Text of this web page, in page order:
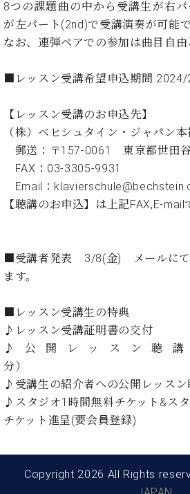
ン
コ
ン
ー
ラ
ン
ド
ピ
ア
ヒ
イ
ン
コ
サ
ト
ア
プ
シ
ュ
レ
納
実
績
ホ
ス
タ
納
績
音
楽
教
室
ご
ン
イ
ン
理
店
主
ベ
ン
コ
ン
ル
楽
教
室
音楽
教室
シ
ュ
イ
ン
・
セ
ン
ム
長
ご
拶
展
情
ホー
ル・
合
せ
8つの課題曲の中から受講生が右
が左パート(2nd)で受講演奏が可能で
なお、連弾ペアでの参加は曲目自由
■レッスン受講希望申込期間
【レッスン受講のお申込先】
（株）ベヒシュタイン・ジャパン
郵送：〒157-0061 東京都世田谷
FAX：03-3305-9931
Email：
【聴講のお申込】は上記FAX,E-mail
■受講者発表 3/8(金) メールにて
ます。
■レッスン受講生の特典
♪レッスン受講証明書の交付
♪公開レッスン聴
分
♪受講生の紹介者への公開レッスン
♪スタジオ1時間無料チケット&ス
チケット進呈(要会員登録)
Copyright 2026 All Rights